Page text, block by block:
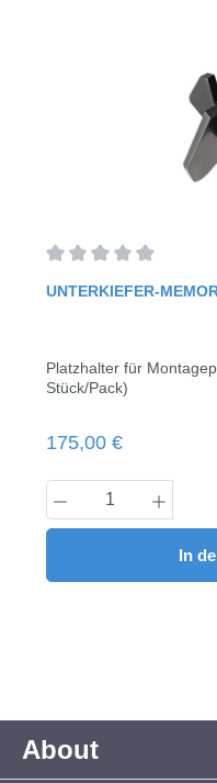
UNTERKIEFER-
Platzhalter für
Stück/Pack)
Regulärer Preis:
175,00 €
Produkt
In
About